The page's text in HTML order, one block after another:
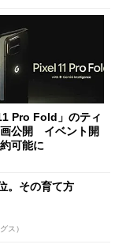
Pro Fold」のティ
公開 イベント開
可能に
。その育て方
ス）